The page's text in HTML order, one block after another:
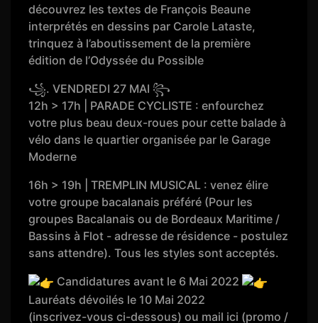
découvrez les textes de François Beaune
interprétés en dessins par Carole Lataste,
trinquez à l’aboutissement de la première
édition de l’Odyssée du Possible
꧁. VENDREDI 27 MAI ꧂
12h > 17h | PARADE CYCLISTE : enfourchez
votre plus beau deux-roues pour cette balade à
vélo dans le quartier organisée par le Garage
Moderne
16h > 19h | TREMPLIN MUSICAL : venez élire
votre groupe bacalanais préféré (Pour les
groupes Bacalanais ou de Bordeaux Maritime /
Bassins à Flot - adresse de résidence - postulez
sans attendre). Tous les styles sont acceptés.
Candidatures avant le 6 Mai 2022
Lauréats dévoilés le 10 Mai 2022
(inscrivez-vous ci-dessous) ou mail ici (promo /